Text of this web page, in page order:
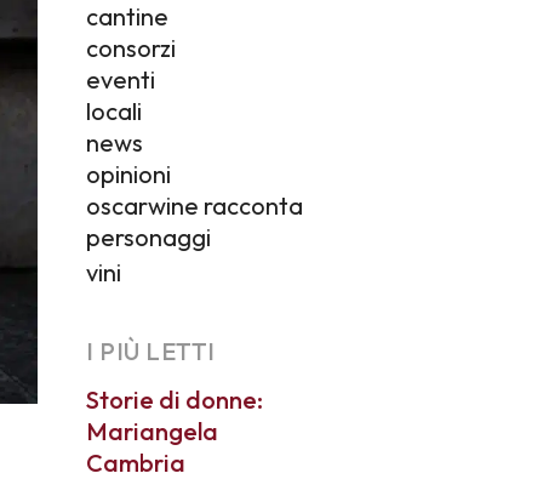
cantine
consorzi
eventi
locali
news
opinioni
oscarwine racconta
personaggi
vini
I PIÙ LETTI
Storie di donne:
Mariangela
Cambria